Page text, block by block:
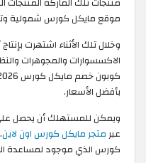
موقع مايكل كورس شمولية
وخلال تلك الأثناء اشتهرت
الاكسسوارات والمجوهرات
بأفضل الأسعار.
ويمكن للمستهلك أن يحصل
عبرمتجر مايكل كورس اون لاين
كورس الذي موجود لمساعدة